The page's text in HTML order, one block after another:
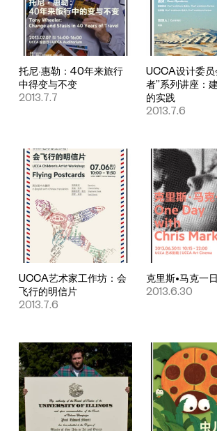
托尼·惠勒：40年来旅行
中得变与不变
2013.7.7
UCCA设计委员
者”系列讲座：
的实践
2013.7.6
UCCA艺术家工作坊：会
飞行的明信片
2013.7.6
克里斯•马克一
2013.6.30